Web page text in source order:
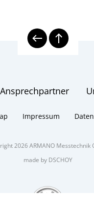
Ansprechpartner
Impressum
2026 ARMANO Messtechnik
made by DSCHOY